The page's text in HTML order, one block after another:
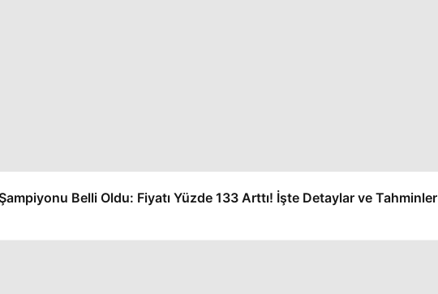
Belli Oldu: Fiyatı Yüzde 133 Arttı! İşte Detaylar ve Tahminler